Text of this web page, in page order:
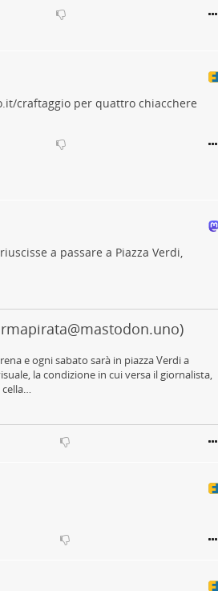
craftaggioper quattro chiacchere
a passare a Piazza Verdi,
e ogni sabato sarà in piazza Verdi a
la condizione in cui versa il giornalista,
cella…